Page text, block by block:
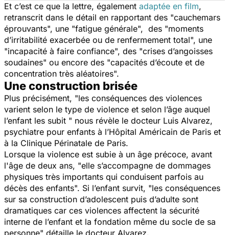
Et c’est ce que la lettre, également adaptée en film,
retranscrit dans le détail en rapportant des "cauchemars
éprouvants", une "fatigue générale", des "moments
d’irritabilité exacerbée ou de renfermement total", une
"incapacité à faire confiance", des "crises d’angoisses
soudaines" ou encore des "capacités d’écoute et de
concentration très aléatoires".
Une construction brisée
Plus précisément, "les conséquences des violences
varient selon le type de violence et selon l’âge auquel
l’enfant les subit " nous révèle le docteur Luis Alvarez,
psychiatre pour enfants à l’Hôpital Américain de Paris et
à la Clinique Périnatale de Paris.
Lorsque la violence est subie à un âge précoce, avant
l'âge de deux ans, "elle s’accompagne de dommages
physiques très importants qui conduisent parfois au
décès des enfants". Si l’enfant survit, "les conséquences
sur sa construction d’adolescent puis d’adulte sont
dramatiques car ces violences affectent la sécurité
interne de l’enfant et la fondation même du socle de sa
personne" détaille le docteur Alvarez.